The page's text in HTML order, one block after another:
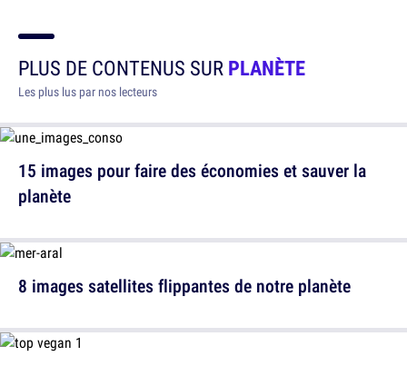
PLUS DE CONTENUS SURPLANÈTE
Les plus lus par nos lecteurs
15 images pour faire des économies et sauver la
planète
8 images satellites flippantes de notre planète